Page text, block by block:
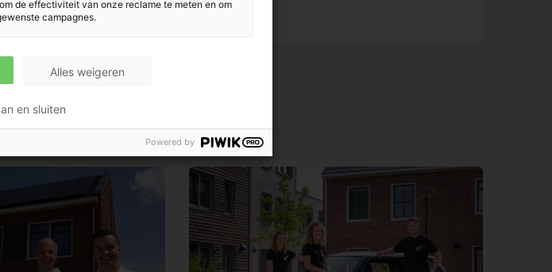
de effectiviteit van onze reclame te meten en om
campagnes.
Alles weigeren
en sluiten
Powered by